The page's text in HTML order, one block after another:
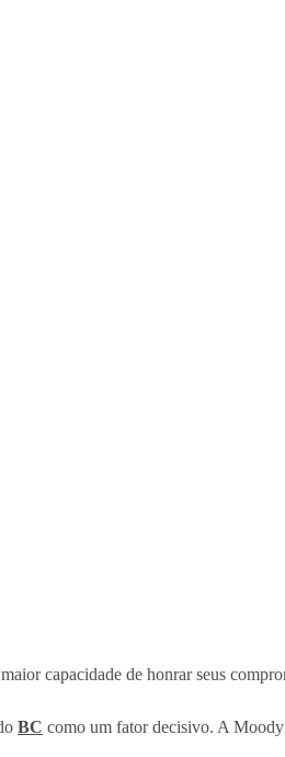
capacidade de honrar seus
BC como um fator decisivo. A